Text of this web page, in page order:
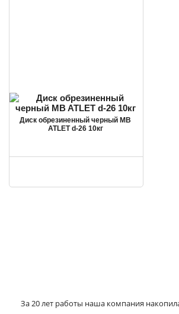
Диск обрезиненный черный MB
ATLET d-26 10кг
За 20 лет работы наша компания